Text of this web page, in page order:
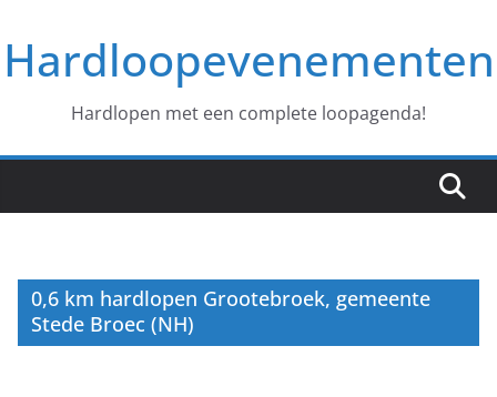
naar
deHardloopevenementen
Hardlopen met een complete loopagenda!
0,6 km hardlopen Grootebroek, gemeente
Stede Broec (NH)